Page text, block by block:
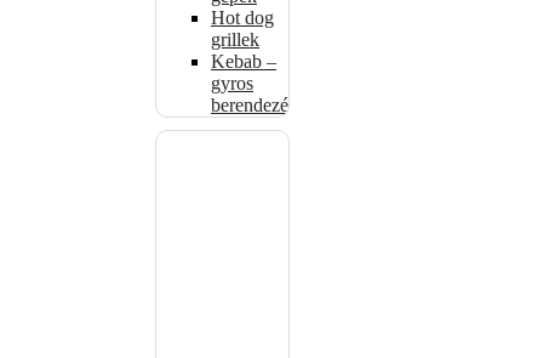
Hot dog
grillek
Kebab –
gyros
berendezés